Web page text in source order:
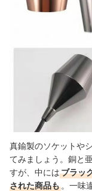
真鍮製のソケットや
てみましょう。銅と
すが、中にはブラッ
された商品も 。一味